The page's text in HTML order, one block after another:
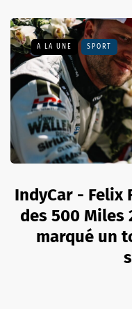
A LA UNE SPORT
IndyCar - Felix
des 500 Miles
marqué un